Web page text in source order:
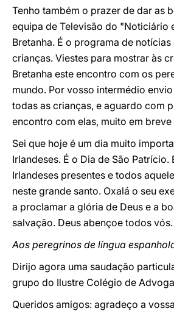
Tenho também o prazer de dar as
equipa de Televisão do "Noticiário
Bretanha. É o programa de notícias
crianças. Viestes para mostrar às
Bretanha este encontro com os
mundo. Por vosso intermédio
todas as crianças, e aguardo com
encontro com elas, muito em breve
Sei que hoje é um dia muito
Irlandeses. É o Dia de São
Irlandeses presentes e todos
neste grande santo. Oxalá o seu
a proclamar a glória de Deus e a
salvação. Deus abençoe todos vós.
Aos peregrinos de língua
Dirijo agora uma saudação
grupo do Ilustre Colégio de
Queridos amigos: agradeço a